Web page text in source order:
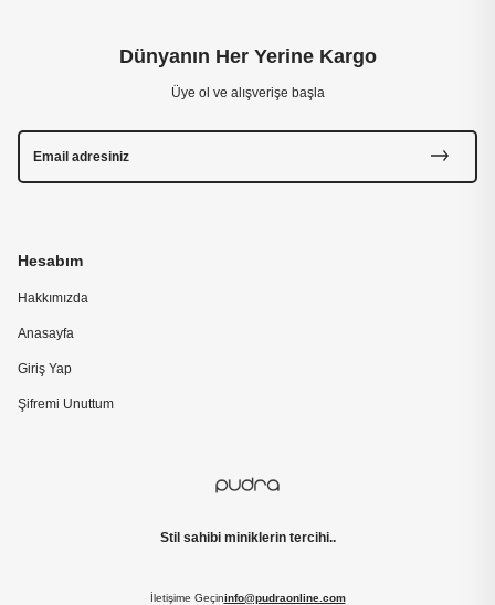
Stil sahibi miniklerin tercihi..
İletişime Geçininfo@pudraonline.com
Hesabım
Hakkımızda
Anasayfa
Giriş Yap
Şifremi Unuttum
Dünyanın Her Yerine Kargo
Üye ol ve alışverişe başla